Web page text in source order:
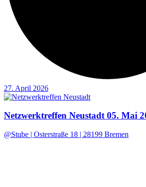
27. April 2026
Netzwerktreffen Neustadt 05. Mai
@Stube | Osterstraße 18 | 28199 Bremen